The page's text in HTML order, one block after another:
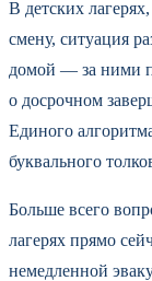
В детских
смену, ситуация
домой — за ними
о досрочном
Единого
буквального
Больше всего
лагерях прямо
немедленной